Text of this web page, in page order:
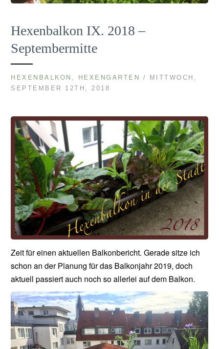
Hexenbalkon IX. 2018 –
Septembermitte
HEXENBALKON HEXENGARTEN / MITTWOCH,
SEPTEMBER 12TH, 2018
Zeit für einen aktuellen Balkonbericht. Gerade sitze ich
schon an der Planung für das Balkonjahr 2019, doch
aktuell passiert auch noch so allerlei auf dem Balkon.